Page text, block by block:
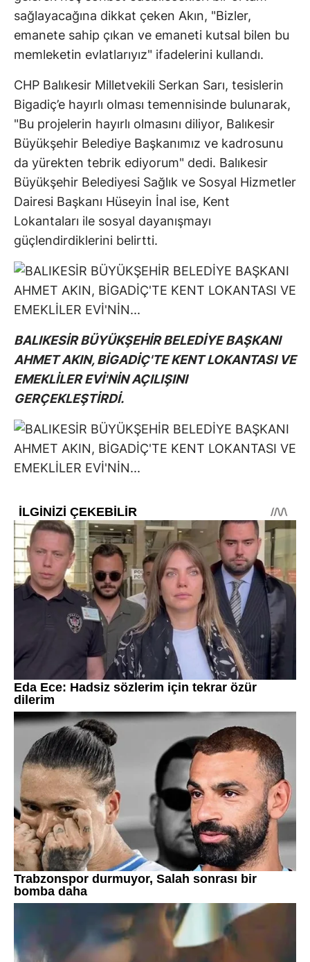
sağlayacağına dikkat çeken Akın, "Bizler,
emanete sahip çıkan ve emaneti kutsal bilen bu
memleketin evlatlarıyız" ifadelerini kullandı.
CHP Balıkesir Milletvekili Serkan Sarı, tesislerin
Bigadiç’e hayırlı olması temennisinde bulunarak,
"Bu projelerin hayırlı olmasını diliyor, Balıkesir
Büyükşehir Belediye Başkanımız ve kadrosunu
da yürekten tebrik ediyorum" dedi. Balıkesir
Büyükşehir Belediyesi Sağlık ve Sosyal Hizmetler
Dairesi Başkanı Hüseyin İnal ise, Kent
Lokantaları ile sosyal dayanışmayı
güçlendirdiklerini belirtti.
BALIKESİR BÜYÜKŞEHİR BELEDİYE BAŞKANI
AHMET AKIN, BİGADİÇ'TE KENT LOKANTASI VE
EMEKLİLER EVİ'NİN AÇILIŞINI
GERÇEKLEŞTİRDİ.